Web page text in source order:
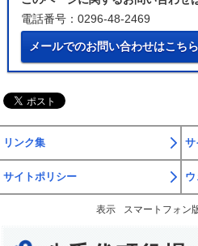
電話番号：0296-48-2469
メールでのお問い合わせはこちら
リンク集 サ
サイトポリシー ウ
表示 スマートフォン